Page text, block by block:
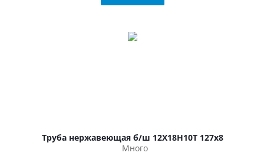
Труба нержавеющая б/ш 12Х18Н10Т 127х8
Много